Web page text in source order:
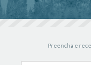
Preencha e